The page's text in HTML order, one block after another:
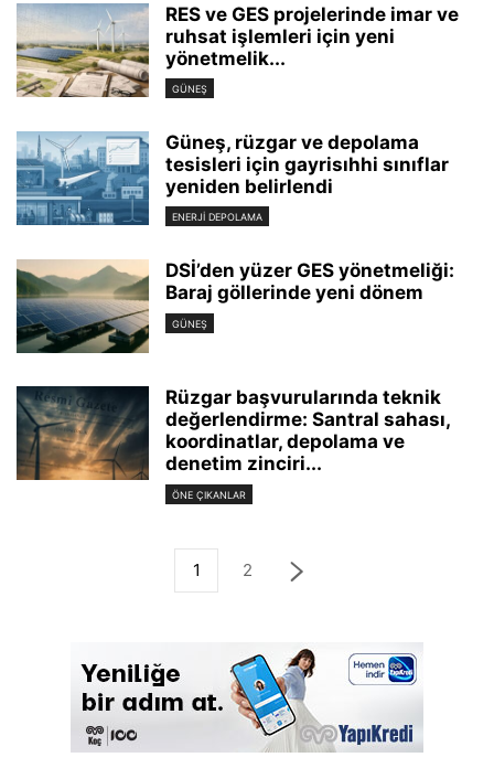
RES ve GES projelerinde imar ve
ruhsat işlemleri için yeni
yönetmelik...
GÜNEŞ
Güneş, rüzgar ve depolama
tesisleri için gayrisıhhi sınıflar
yeniden belirlendi
ENERJI DEPOLAMA
DSİ’den yüzer GES yönetmeliği:
Baraj göllerinde yeni dönem
GÜNEŞ
Rüzgar başvurularında teknik
değerlendirme: Santral sahası,
koordinatlar, depolama ve
denetim zinciri...
ÖNE ÇIKANLAR
1 2